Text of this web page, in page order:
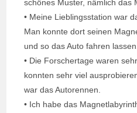
schönes Muster, nämlich das
• Meine Lieblingsstation war
Man konnte dort seinen
und so das Auto fahren lassen.
• Die Forschertage waren
konnten sehr viel
war das Autorennen.
• Ich habe das